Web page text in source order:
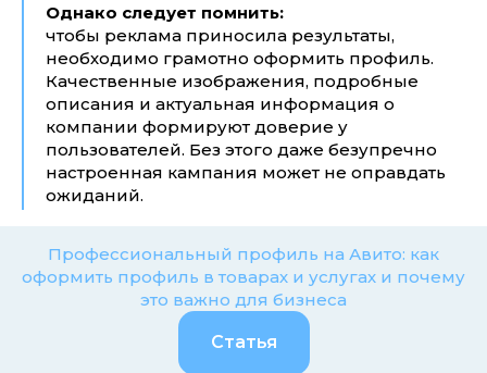
Однако следует помнить:
чтобы реклама приносила результаты,
необходимо грамотно оформить профиль.
Качественные изображения, подробные
описания и актуальная информация о
компании формируют доверие у
пользователей. Без этого даже безупречно
настроенная кампания может не оправдать
ожиданий.
Профессиональный профиль на Авито: как
оформить профиль в товарах и услугах и почему
это важно для бизнеса
Статья